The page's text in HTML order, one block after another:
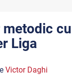
metodic
Liga
Victor Daghi